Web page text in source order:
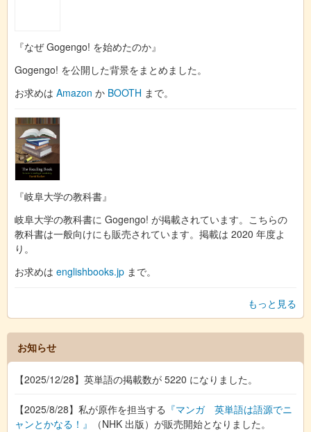
『なぜ Gogengo! を始めたのか』
Gogengo! を公開した背景をまとめました。
お求めは Amazon か BOOTH まで。
『岐阜大学の教科書』
岐阜大学の教科書に Gogengo! が掲載されています。こちらの
教科書は一般向けにも販売されています。掲載は 2020 年度よ
り。
お求めは englishbooks.jp まで。
もっと見る
お知らせ
【2025/12/28】英単語の掲載数が 5220 になりました。
【2025/8/28】私が原作を担当する 『マンガ 英単語は語源でニ
ャンとかなる！』
（NHK 出版）が販売開始となりました。